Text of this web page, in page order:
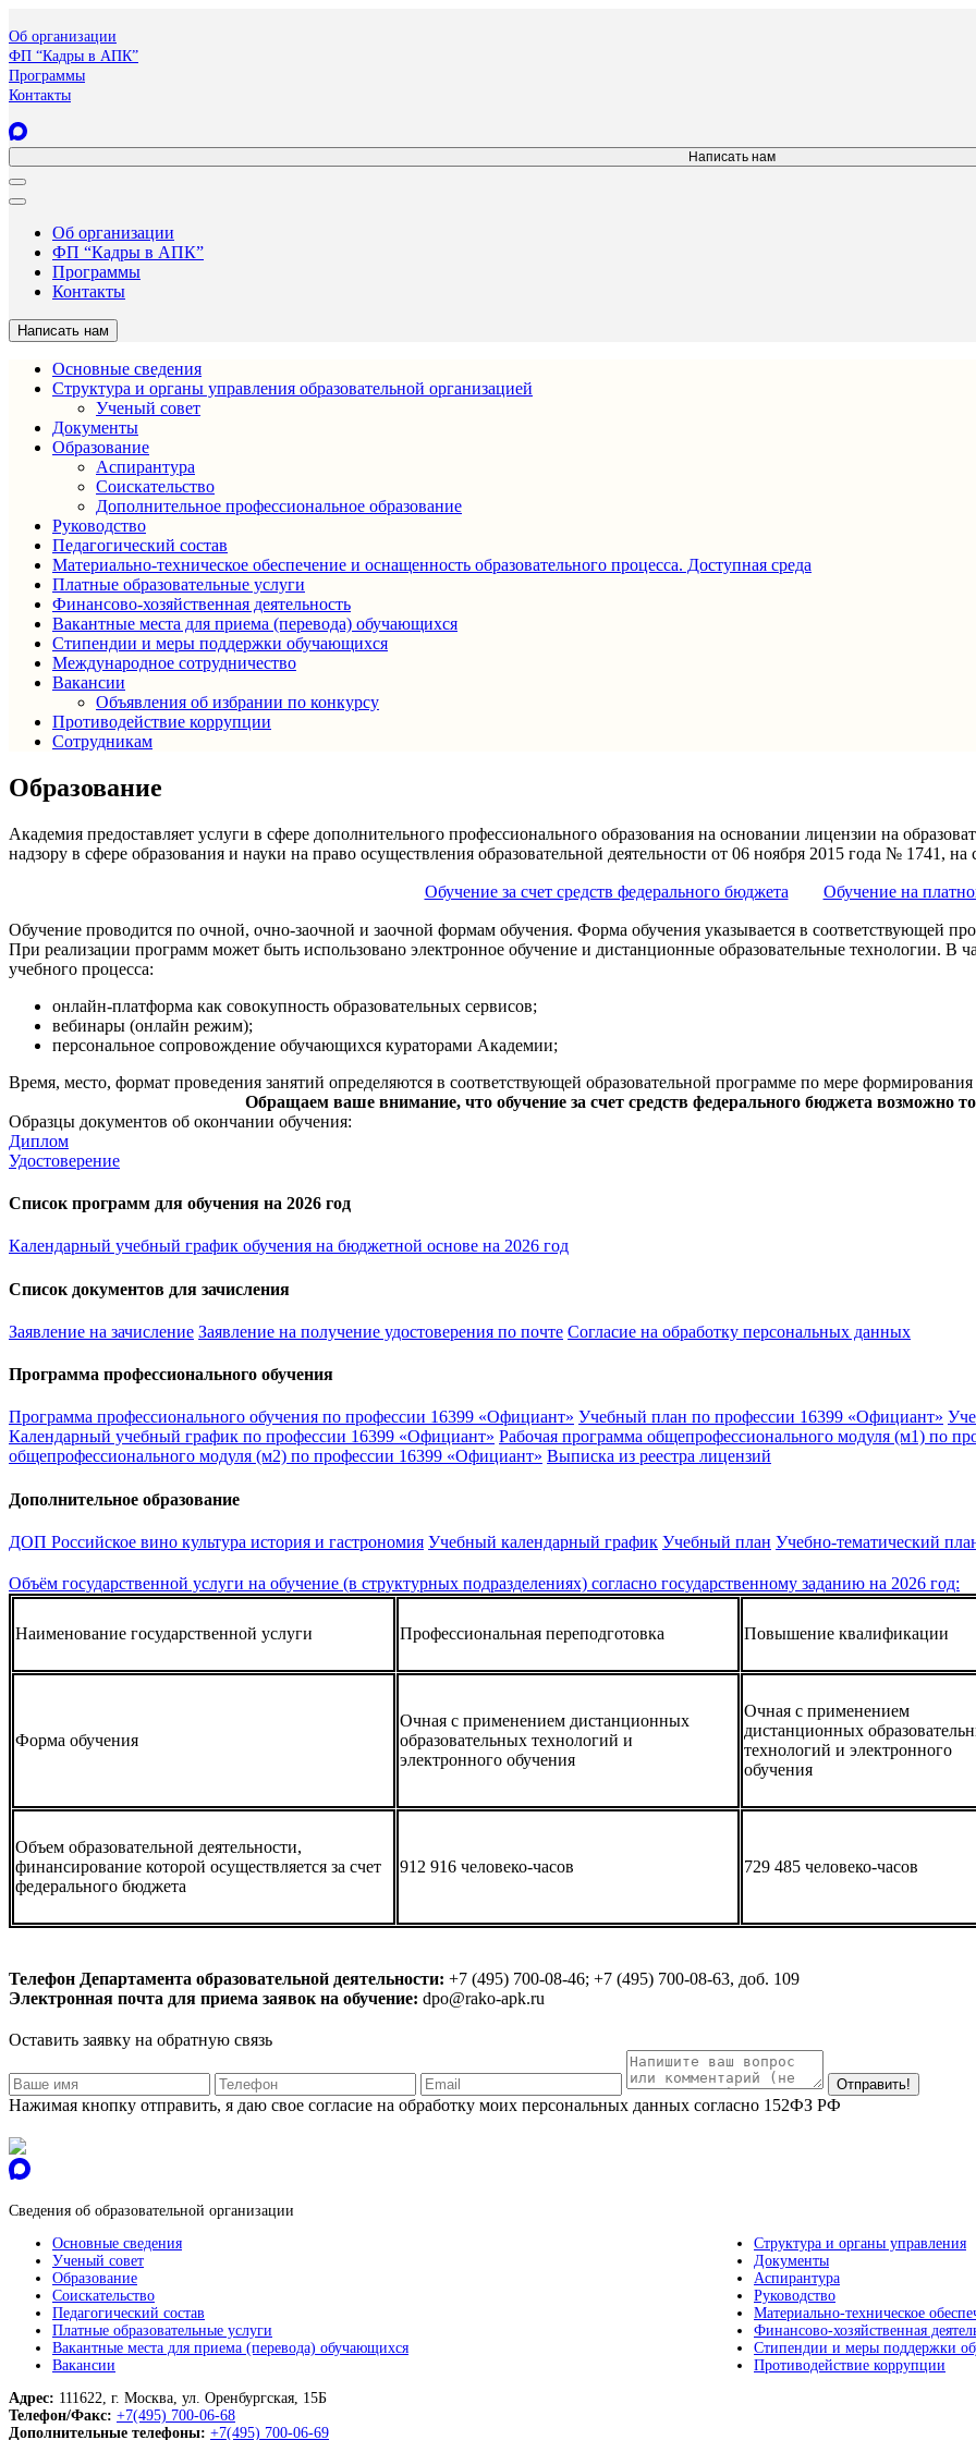
Об организации
ФП “Кадры в АПК”
Программы
Контакты
Написать нам
Об организации
ФП “Кадры в АПК”
Программы
Контакты
Написать нам
Основные сведения
Структура и органы управления образовательной организацией
Ученый совет
Документы
Образование
Аспирантура
Соискательство
Дополнительное профессиональное образование
Руководство
Педагогический состав
Материально-техническое обеспечение и оснащенность образовательного процесса. Доступная среда
Платные образовательные услуги
Финансово-хозяйственная деятельность
Вакантные места для приема (перевода) обучающихся
Стипендии и меры поддержки обучающихся
Международное сотрудничество
Вакансии
Объявления об избрании по конкурсу
Противодействие коррупции
Сотрудникам
Образование
Академия предоставляет услуги в сфере дополнительного профессионального образования на основании лицензии на
надзору в сфере образования и науки на право осуществления образовательной деятельности от 06 ноября 2015 года № 1741, на
Обучение за счет средств федерального бюджета Обучение на
Обучение проводится по очной, очно-заочной и заочной формам обучения. Форма обучения указывается в соответствующей
При реализации программ может быть использовано электронное обучение и дистанционные образовательные технологии. В
учебного процесса:
онлайн-платформа как совокупность образовательных сервисов;
вебинары (онлайн режим);
персональное сопровождение обучающихся кураторами Академии;
Время, место, формат проведения занятий определяются в соответствующей образовательной программе по мере
Обращаем ваше внимание, что обучение за счет средств федерального бюджета возможно
Образцы документов об окончании обучения:
Диплом
Удостоверение
Список программ для обучения на 2026 год
Календарный учебный график обучения на бюджетной основе на 2026 год
Список документов для зачисления
Заявление на зачисление Заявление на получение удостоверения по почте Согласие на обработку персональных данных
Программа профессионального обучения
Программа профессионального обучения по профессии 16399 «Официант» Учебный план по профессии 16399 «Официант»
Календарный учебный график по профессии 16399 «Официант» Рабочая программа общепрофессионального модуля (м1) по
общепрофессионального модуля (м2) по профессии 16399 «Официант» Выписка из реестра лицензий
Дополнительное образование
ДОП Российское вино культура история и гастрономия Учебный календарный график Учебный план Учебно-тематический
Объём государственной услуги на обучение (в структурных подразделениях) согласно государственному заданию на 2026 год:
Наименование государственной услуги Профессиональная переподготовка Повышение квалификации
Форма обучения
Очная с применением дистанционных
образовательных технологий и
электронного обучения
Очная с применением
дистанционных
технологий и электронного
обучения
Объем образовательной деятельности,
финансирование которой осуществляется за счет
федерального бюджета
912 916 человеко-часов 729 485 человеко-часов
Телефон Департамента образовательной деятельности: +7 (495) 700-08-46; +7 (495) 700-08-63, доб. 109
Электронная почта для приема заявок на обучение: dpo@rako-apk.ru
Оставить заявку на обратную связь
Нажимая кнопку отправить, я даю свое согласие на обработку моих персональных данных согласно 152ФЗ РФ
Сведения об образовательной организации
Основные сведения
Структура и органы управления
Ученый совет
Документы
Образование
Аспирантура
Соискательство
Руководство
Педагогический состав
Материально-техническое
Платные образовательные услуги
Финансово-хозяйственная
Вакантные места для приема (перевода) обучающихся
Стипендии и меры поддержки
Вакансии
Противодействие коррупции
Адрес: 111622, г. Москва, ул. Оренбургская, 15Б
Телефон/Факс: +7(495) 700-06-68
Дополнительные телефоны: +7(495) 700-06-69